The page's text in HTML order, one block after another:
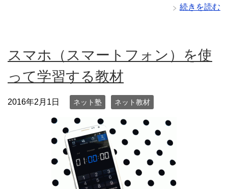
続きを読む
スマホ（スマートフォン）を使
って学習する教材
2016年2月1日 ネット塾 ネット教材